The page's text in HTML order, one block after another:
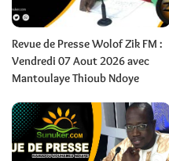
Revue de Presse Wolof Zik FM :
Vendredi 07 Aout 2026 avec
Mantoulaye Thioub Ndoye